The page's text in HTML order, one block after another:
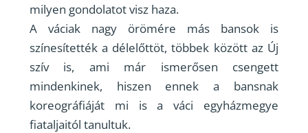
milyen gondolatot visz haza.
A váciak nagy örömére más bansok is
színesítették a délelőttöt, többek között az Új
szív is, ami már ismerősen csengett
mindenkinek, hiszen ennek a bansnak
koreográfiáját mi is a váci egyházmegye
fiataljaitól tanultuk.